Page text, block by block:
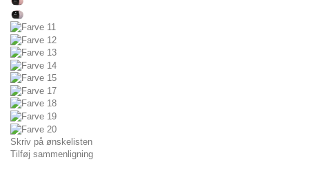
Skriv på ønskelisten
Tilføj sammenligning